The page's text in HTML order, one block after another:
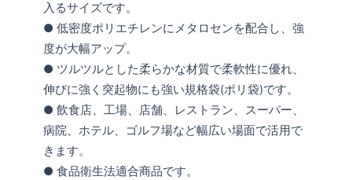
入るサイズです。
● 低密度ポリエチレンにメタロセンを配合し、強
度が大幅アップ。
● ツルツルとした柔らかな材質で柔軟性に優れ、
伸びに強く突起物にも強い規格袋(ポリ袋)です。
● 飲食店、工場、店舗、レストラン、スーパー、
病院、ホテル、ゴルフ場など幅広い場面で活用で
きます。
● 食品衛生法適合商品です。